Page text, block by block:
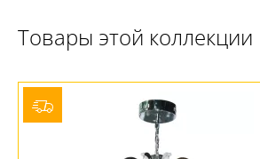
Товары этой коллекции